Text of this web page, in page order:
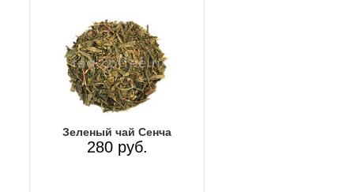
Зеленый чай Сенча
280 руб.